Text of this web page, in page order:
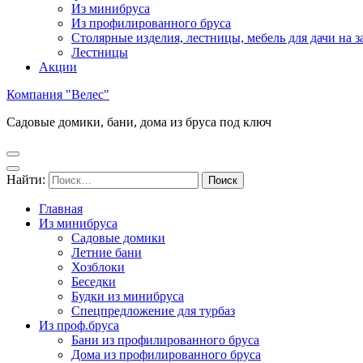
Из минибруса
Из профилированного бруса
Столярные изделия, лестницы, мебель для дачи на
Лестницы
Акции
Компания "Велес"
Садовые домики, бани, дома из бруса под ключ
Найти:
Главная
Из минибруса
Садовые домики
Летние бани
Хозблоки
Беседки
Будки из минибруса
Спецпредложение для турбаз
Из проф.бруса
Бани из профилированного бруса
Дома из профилированного бруса